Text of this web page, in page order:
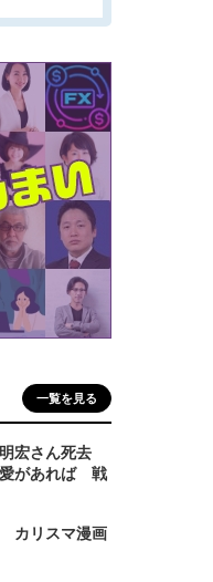
一覧を見る
宏さん死去
愛があれば 戦
カリスマ漫画